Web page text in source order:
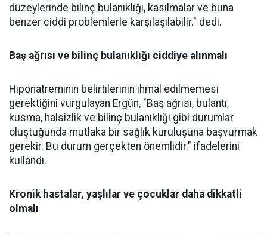
düzeylerinde bilinç bulanıklığı, kasılmalar ve buna
benzer ciddi problemlerle karşılaşılabilir." dedi.
Baş ağrısı ve bilinç bulanıklığı ciddiye alınmalı
Hiponatreminin belirtilerinin ihmal edilmemesi
gerektiğini vurgulayan Ergün, "Baş ağrısı, bulantı,
kusma, halsizlik ve bilinç bulanıklığı gibi durumlar
oluştuğunda mutlaka bir sağlık kuruluşuna başvurmak
gerekir. Bu durum gerçekten önemlidir." ifadelerini
kullandı.
Kronik hastalar, yaşlılar ve çocuklar daha dikkatli
olmalı